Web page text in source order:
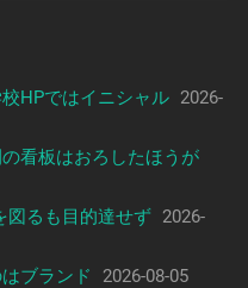
HPではイニシャル 2026-
看板はおろしたほうが
図るも目的達せず 2026-
ブランド
2026-08-05